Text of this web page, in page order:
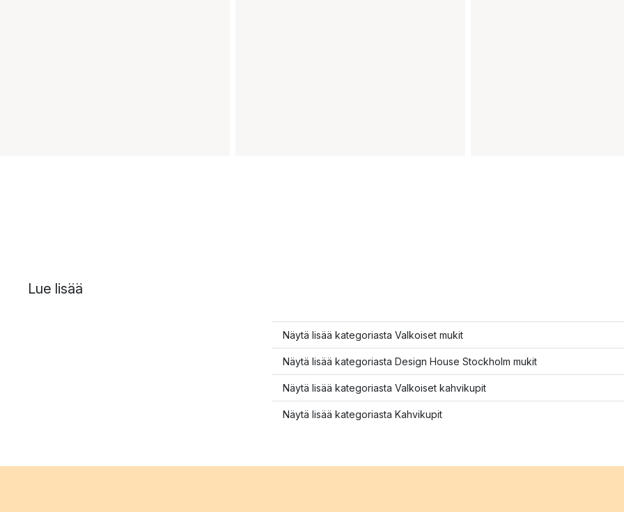
Lue lisää
Näytä lisää kategoriasta Valkoiset mukit
Näytä lisää kategoriasta Design House Stockholm mukit
Näytä lisää kategoriasta Valkoiset kahvikupit
Näytä lisää kategoriasta Kahvikupit